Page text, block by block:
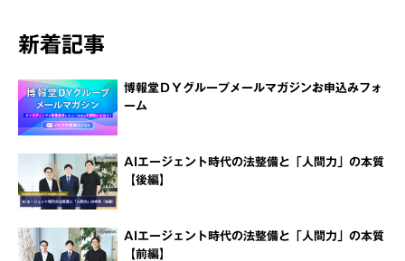
新着記事
博報堂ＤＹグループメールマガジンお申込みフォ
ーム
AIエージェント時代の法整備と「人間力」の本質
【後編】
AIエージェント時代の法整備と「人間力」の本質
【前編】